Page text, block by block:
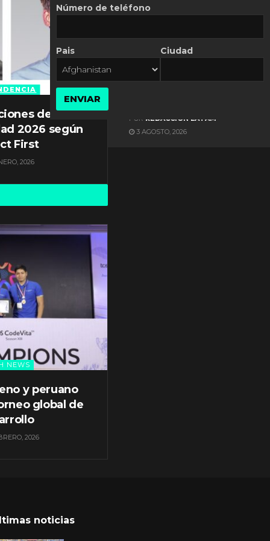
de
2026 según
First
2026
NEWS
y peruano
global de
2026
ES NOTICIA
POR REDACCIÓN LATAM
3 AGOSTO, 2026
noticias
Número de teléfono
Pais Ciudad
ENVIAR